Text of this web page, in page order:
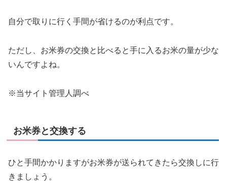
自分で取りに行く手間が省けるのが利点です。
ただし、お米券の交換と比べると手に入るお米の量が少な
いんですよね。
※当サイト管理人調べ
お米券と交換する
ひと手間かかりますがお米券が送られてきたら交換しに行
きましょう。